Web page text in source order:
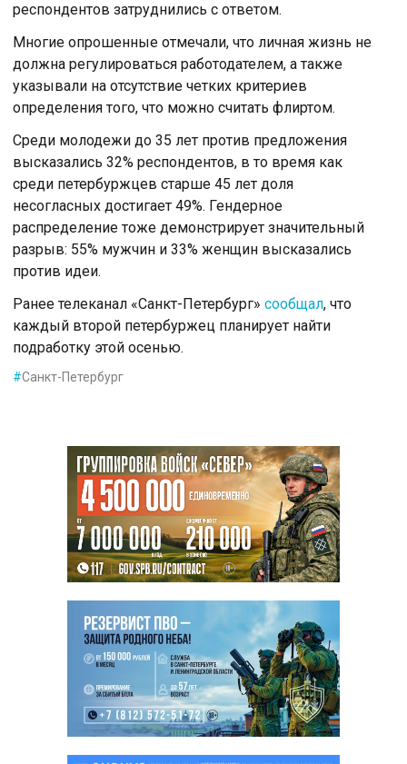
респондентов затруднились с ответом.
Многие опрошенные отмечали, что личная жизнь не
должна регулироваться работодателем, а также
указывали на отсутствие четких критериев
определения того, что можно считать флиртом.
Среди молодежи до 35 лет против предложения
высказались 32% респондентов, в то время как
среди петербуржцев старше 45 лет доля
несогласных достигает 49%. Гендерное
распределение тоже демонстрирует значительный
разрыв: 55% мужчин и 33% женщин высказались
против идеи.
Ранее телеканал «Санкт-Петербург» сообщал, что
каждый второй петербуржец планирует найти
подработку этой осенью.
#Санкт-Петербург